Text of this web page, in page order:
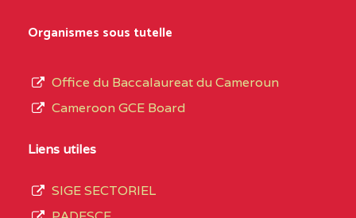
CENTRE
COLLEGE PRIVE LAIC
SAINT MICHEL
CENTRE
du
de
Organismes sous tutelle
Office du Baccalaureat du Cameroun
Cameroon GCE Board
Liens utiles
SIGE SECTORIEL